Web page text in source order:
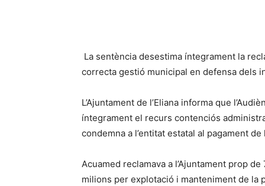
La sentència desestima íntegrament la
correcta gestió municipal en defensa dels
L’Ajuntament de l’Eliana informa que
íntegrament el recurs contenciós
condemna a l’entitat estatal al pagament
Acuamed reclamava a l’Ajuntament prop
milions per explotació i manteniment de la